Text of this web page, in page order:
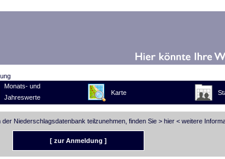
Monats- und
Jahreswerte
Karte
Niederschlagsdatenbank teilzunehmen, finden Sie > hier< weitere
[ zur Anmeldung ]